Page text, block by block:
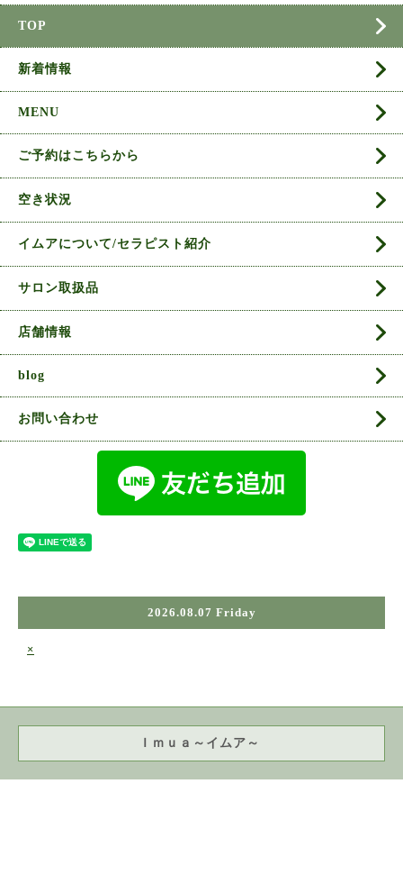
TOP
新着情報
MENU
ご予約はこちらから
空き状況
イムアについて/セラピスト紹介
サロン取扱品
店舗情報
blog
お問い合わせ
2026.08.07 Friday
×
Ｉｍｕａ～イムア～